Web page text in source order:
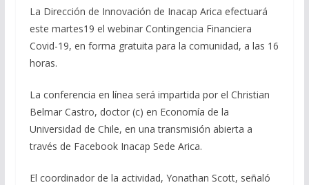
La Dirección de Innovación de Inacap Arica efectuará
este martes19 el webinar Contingencia Financiera
Covid-19, en forma gratuita para la comunidad, a las 16
horas.
La conferencia en línea será impartida por el Christian
Belmar Castro, doctor (c) en Economía de la
Universidad de Chile, en una transmisión abierta a
través de Facebook Inacap Sede Arica.
El coordinador de la actividad, Yonathan Scott, señaló